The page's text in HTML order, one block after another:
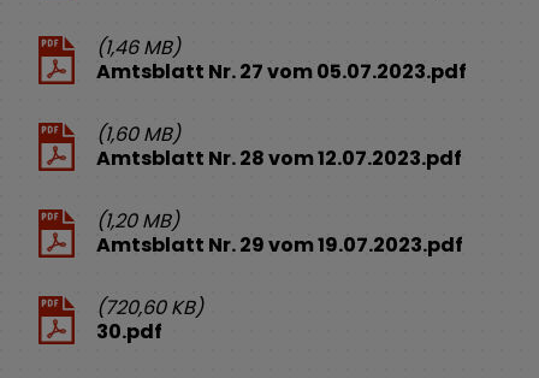
(1,46 MB)
Amtsblatt Nr. 27 vom 05.07.2023.pdf
(1,60 MB)
Amtsblatt Nr. 28 vom 12.07.2023.pdf
(1,20 MB)
Amtsblatt Nr. 29 vom 19.07.2023.pdf
(720,60 KB)
30.pdf